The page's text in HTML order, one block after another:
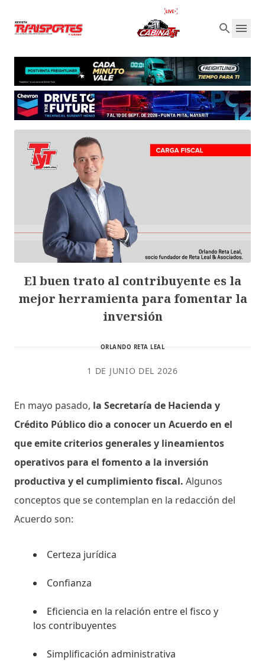
El buen trato al contribuyente es la
mejor herramienta para fomentar la
inversión
ORLANDO RETA LEAL
1 DE JUNIO DEL 2026
En mayo pasado, la Secretaría de Hacienda y
Crédito Público dio a conocer un Acuerdo en el
que emite criterios generales y lineamientos
operativos para el fomento a la inversión
productiva y el cumplimiento fiscal. Algunos
conceptos que se contemplan en la redacción del
Acuerdo son:
Certeza jurídica
Confianza
Eficiencia en la relación entre el fisco y
los contribuyentes
Simplificación administrativa